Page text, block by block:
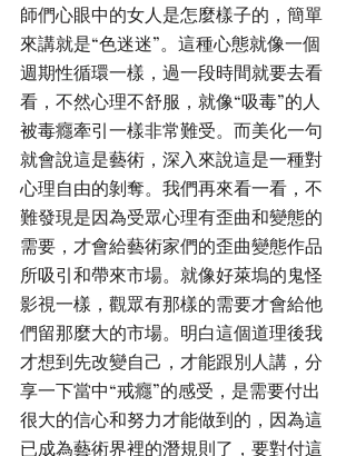
師們心眼中的女人是怎麼樣子的，簡單
來講就是“色迷迷”。這種心態就像一個
週期性循環一樣，過一段時間就要去看
看，不然心理不舒服，就像“吸毒”的人
被毒癮牽引一樣非常難受。而美化一句
就會說這是藝術，深入來說這是一種對
心理自由的剝奪。我們再來看一看，不
難發現是因為受眾心理有歪曲和變態的
需要，才會給藝術家們的歪曲變態作品
所吸引和帶來市場。就像好萊塢的鬼怪
影視一樣，觀眾有那樣的需要才會給他
們留那麼大的市場。明白這個道理後我
才想到先改變自己，才能跟別人講，分
享一下當中“戒癮”的感受，是需要付出
很大的信心和努力才能做到的，因為這
已成為藝術界裡的潛規則了，要對付這